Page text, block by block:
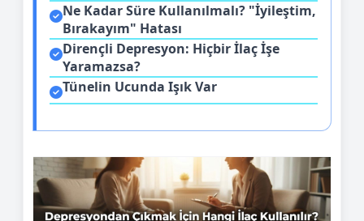
Ne Kadar Süre Kullanılmalı? "İyileştim,
Bırakayım" Hatası
Dirençli Depresyon: Hiçbir İlaç İşe
Yaramazsa?
Tünelin Ucunda Işık Var